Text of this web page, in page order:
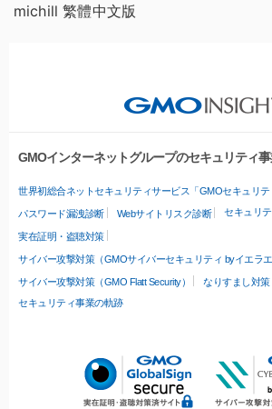
michill 繁體中文版
GMOインターネットグループのセキュリティ
世界初総合ネットセキュリティサービス「GMOセキュリテ
パスワード漏洩診断 Webサイトリスク診断 セキュリ
実在証明・盗聴対策
サイバー攻撃対策（GMOサイバーセキュリティ byイエラエ
サイバー攻撃対策（GMO Flatt Security）
なりすまし対策
セキュリティ事業の軌跡